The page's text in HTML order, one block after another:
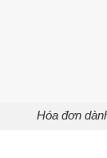
Hóa đơn